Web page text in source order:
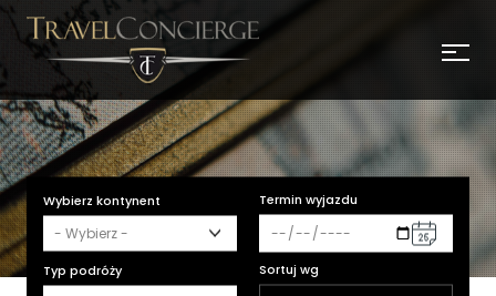
Wybierz kontynent Termin wyjazdu
Typ podróży Sortuj wg